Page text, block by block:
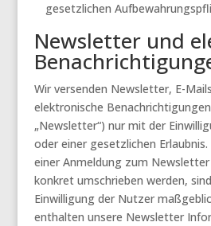
gesetzlichen
Newsletter und
Wir versenden Newsletter, E-
elektronische
„Newsletter“) nur mit der
oder einer gesetzlichen
einer Anmeldung zum
konkret umschrieben werden,
Einwilligung der Nutzer
enthalten unsere Newsletter